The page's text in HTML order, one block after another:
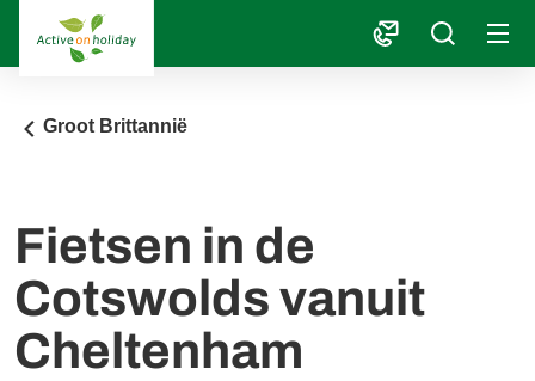
Groot Brittannië
Fietsen in de
Cotswolds vanuit
Cheltenham